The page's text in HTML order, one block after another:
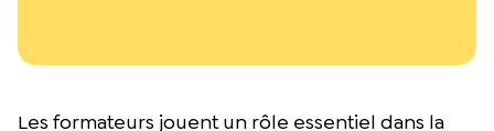
Les formateurs jouent un rôle essentiel dans la